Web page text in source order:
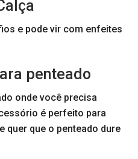
e pode vir com enfeites
penteado
onde você precisa
é perfeito para
e quer que o penteado dure